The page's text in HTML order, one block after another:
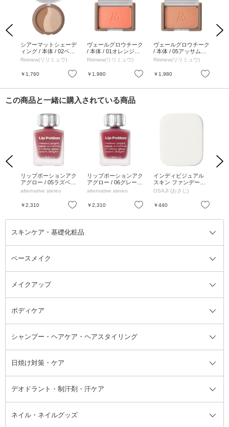
Previous
お気に入り
シアーマットシェーデ
ィング / 本体 / 02ベー
ジュトーン / 11g
Ririmew(リリミュウ)
￥1,760 お気に入り
ヴェールグロウチーク
/ 本体 / 01オレンジミ
スト / 7g
Ririmew(リリミュウ)
￥1,980 お気に入り
ヴェールグロウチーク
/ 本体 / 05アッサムテ
ィー / 7g
Ririmew(リリミュウ)
￥1,980
Next
この商品と一緒に購入されている商品
Previous
お気に入り
リップポーションアク
アグロー / 05ラズベリ
ーソープ / 9ml
alternative stereo
￥2,310 お気に入り
リップポーションアク
アグロー / 06グレープ
シャーベット / 9ml
alternative stereo
￥2,310 お気に入り
インディビジュアル
スキン ファンデーシ
ョン パフ / W45/H8/D
OSAJI (おさじ)
￥440
Next
スキンケア・基礎化粧品
スキンケア・基礎化粧品全て
洗顔料
美容液
オールインワン化粧品 フェイスクリーム
フェイスオイル・バーム
ブースター・導入液
洗い流すパック・マスク
ベースメイク
ベースメイク全て
BBクリーム
コンシーラー ファンデーション
フェイスパウダー
メイクアップ
メイクアップ全て
まつげ美容液 つけまつげ
アイシャドウ
アイブロウ・眉マスカラ
チーク
ボディケア
ボディケア全て
ボディソープ・ハンドソープ・石
けん
ボディケア
レッグ・フットケア
バストケア
シャンプー・ヘアケア・ヘアスタイリング
シャンプー・ヘアケア・ヘアスタ
イリング全て
洗い流さないトリートメント
ヘアスタイリング剤
日焼け対策・ケア
日焼け対策・ケア全て
サンオイル・タンニング
デオドラント・制汗剤・汗ケア
デオドラント・制汗剤・汗ケア全
て
ネイル・ネイルグッズ